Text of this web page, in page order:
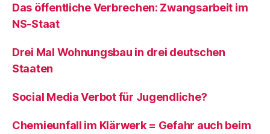
Das öffentliche Verbrechen: Zwangsarbeit im
NS-Staat
Drei Mal Wohnungsbau in drei deutschen
Staaten
Social Media Verbot für Jugendliche?
Chemieunfall im Klärwerk = Gefahr auch beim